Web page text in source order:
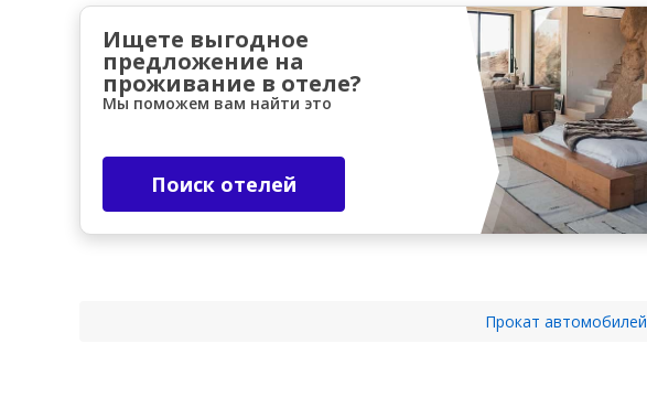
Ищете выгодное
предложение на
проживание в отеле?
Мы поможем вам найти это
Поиск отелей
Прокат автомобилей